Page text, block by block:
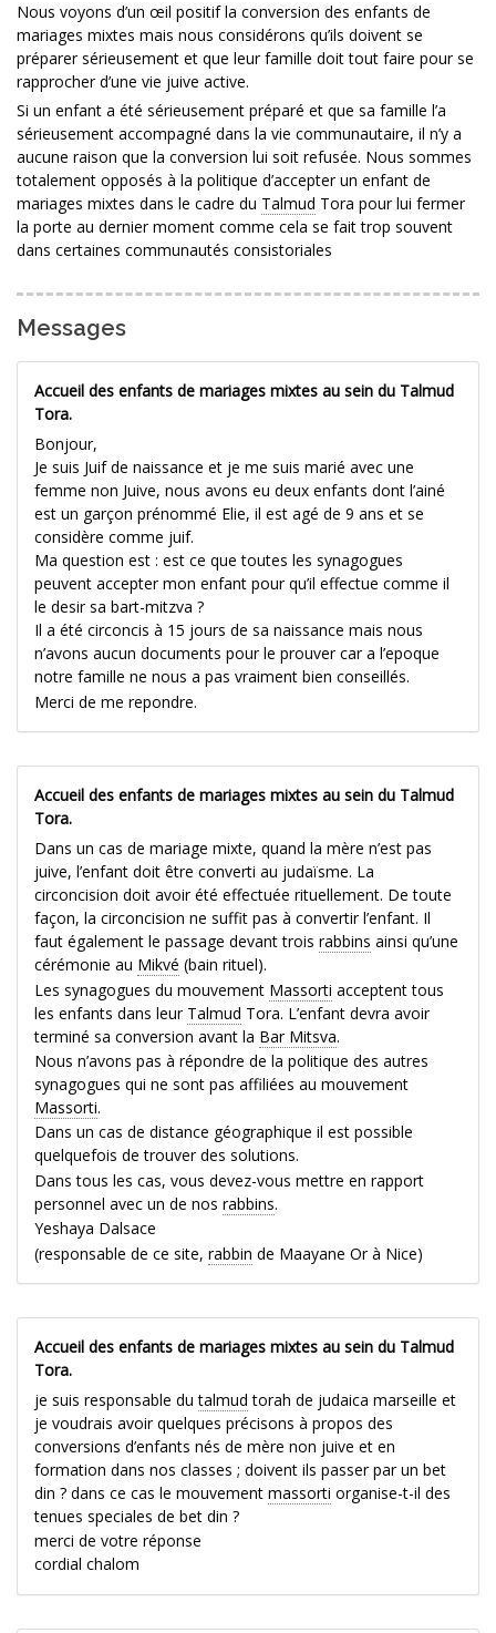
Nous voyons d’un œil positif la conversion des enfants de
mariages mixtes mais nous considérons qu’ils doivent se
préparer sérieusement et que leur famille doit tout faire pour se
rapprocher d’une vie juive active.
Si un enfant a été sérieusement préparé et que sa famille l’a
sérieusement accompagné dans la vie communautaire, il n’y a
aucune raison que la conversion lui soit refusée. Nous sommes
totalement opposés à la politique d’accepter un enfant de
mariages mixtes dans le cadre du Talmud Tora pour lui fermer
la porte au dernier moment comme cela se fait trop souvent
dans certaines communautés consistoriales
Messages
Accueil des enfants de mariages mixtes au sein du Talmud
Tora.
Bonjour,
Je suis Juif de naissance et je me suis marié avec une
femme non Juive, nous avons eu deux enfants dont l’ainé
est un garçon prénommé Elie, il est agé de 9 ans et se
considère comme juif.
Ma question est : est ce que toutes les synagogues
peuvent accepter mon enfant pour qu’il effectue comme il
le desir sa bart-mitzva ?
Il a été circoncis à 15 jours de sa naissance mais nous
n’avons aucun documents pour le prouver car a l’epoque
notre famille ne nous a pas vraiment bien conseillés.
Merci de me repondre.
Accueil des enfants de mariages mixtes au sein du Talmud
Tora.
Dans un cas de mariage mixte, quand la mère n’est pas
juive, l’enfant doit être converti au judaïsme. La
circoncision doit avoir été effectuée rituellement. De toute
façon, la circoncision ne suffit pas à convertir l’enfant. Il
faut également le passage devant trois rabbins ainsi qu’une
cérémonie au Mikvé (bain rituel).
Les synagogues du mouvement Massorti acceptent tous
les enfants dans leur Talmud Tora. L’enfant devra avoir
terminé sa conversion avant la Bar Mitsva.
Nous n’avons pas à répondre de la politique des autres
synagogues qui ne sont pas affiliées au mouvement
Massorti.
Dans un cas de distance géographique il est possible
quelquefois de trouver des solutions.
Dans tous les cas, vous devez-vous mettre en rapport
personnel avec un de nos rabbins.
Yeshaya Dalsace
(responsable de ce site, rabbin de Maayane Or à Nice)
Accueil des enfants de mariages mixtes au sein du Talmud
Tora.
je suis responsable dutalmud torah de judaica marseille et
je voudrais avoir quelques précisons à propos des
conversions d’enfants nés de mère non juive et en
formation dans nos classes ; doivent ils passer par un bet
din ? dans ce cas le mouvement massorti organise-t-il des
tenues speciales de bet din ?
merci de votre réponse
cordial chalom